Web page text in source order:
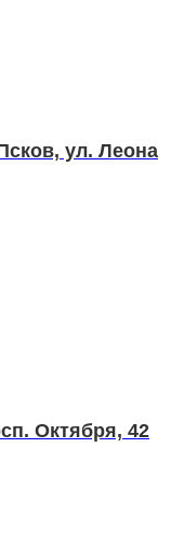
ул. Леона
Октября, 42